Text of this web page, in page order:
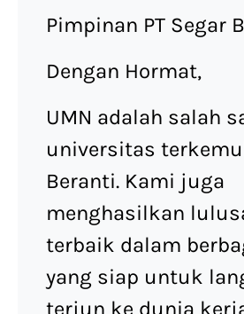
Pimpinan PT Segar
Dengan Hormat,
UMN adalah salah
universitas
Beranti. Kami juga
menghasilkan
terbaik dalam
yang siap untuk
terjun ke dunia